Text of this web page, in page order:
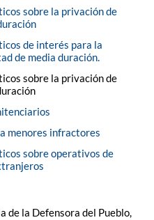
sobre la privación de
de interés para la
de media duración.
sobre la privación de
menores infractores
sobre operativos de
de la Defensora del Pueblo,